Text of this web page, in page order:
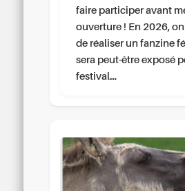
faire participer avant
ouverture ! En 2026,
de réaliser un fanzine
sera peut-être exposé
festival…